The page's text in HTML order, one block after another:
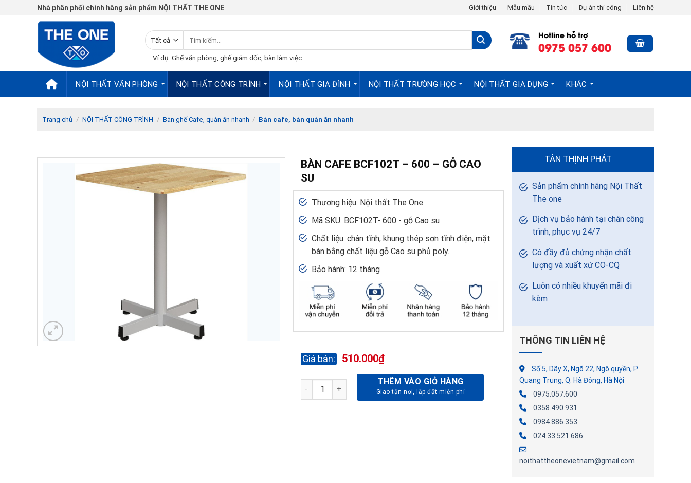
Nhà phân phối chính hãng sản phẩm NỘI THẤT THE ONE Giới thiệu Mẫu mầu Tin tức Dự án thi công Liên hệ
kiếm:
Ví dụ: Ghế văn phòng, ghế giám dốc, bàn làm việc...
Hotline hỗ trợ
0975 057 600
NỘI THẤT VĂN PHÒNG NỘI THẤT CÔNG TRÌNH NỘI THẤT GIA ĐÌNH NỘI THẤT TRƯỜNG HỌC NỘI THẤT GIA DỤNG KHÁC
Trang chủ / NỘI THẤT CÔNG TRÌNH / Bàn ghế Cafe, quán ăn nhanh / Bàn cafe, bàn quán ăn nhanh
BÀN CAFE BCF102T – 600 – GỖ CAO
SU
Thương hiệu: Nội thất The One
Mã SKU: BCF102T- 600 - gỗ Cao su
Chất liệu: chân tĩnh, khung thép sơn tĩnh điện, mặt
bàn bằng chất liệu gỗ Cao su phủ poly.
Bảo hành: 12 tháng
510.000₫
BÀN CAFE BCF102T - 600 - GỖ CAO SU số lượng
THÊM VÀO GIỎ HÀNG
TÂN THỊNH PHÁT
Sản phẩm chính hãng Nội Thất
The one
Dịch vụ bảo hành tại chân công
trình, phục vụ 24/7
Có đầy đủ chứng nhận chất
lượng và xuất xứ CO-CQ
Luôn có nhiều khuyến mãi đi
kèm
THÔNG TIN LIÊN HỆ
Số 5, Dãy X, Ngõ 22, Ngô quyền, P.
Quang Trung, Q. Hà Đông, Hà Nội
0975.057.600
0358.490.931
0984.886.353
024.33.521.686
noithattheonevietnam@gmail.com